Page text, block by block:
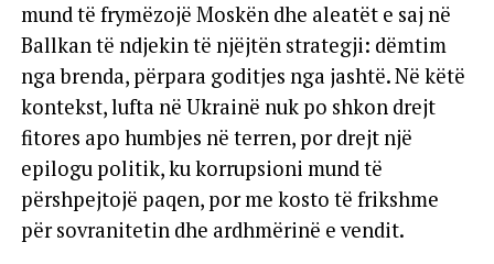
mund të frymëzojë Moskën dhe aleatët e saj në
Ballkan të ndjekin të njëjtën strategji: dëmtim
nga brenda, përpara goditjes nga jashtë. Në këtë
kontekst, lufta në Ukrainë nuk po shkon drejt
fitores apo humbjes në terren, por drejt një
epilogu politik, ku korrupsioni mund të
përshpejtojë paqen, por me kosto të frikshme
për sovranitetin dhe ardhmërinë e vendit.